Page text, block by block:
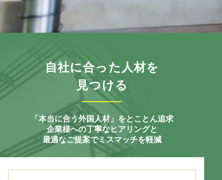
自社に合った人材を
見つける
「本当に合う外国人材」をとことん追求
企業様への丁寧なヒアリングと
最適なご提案でミスマッチを軽減